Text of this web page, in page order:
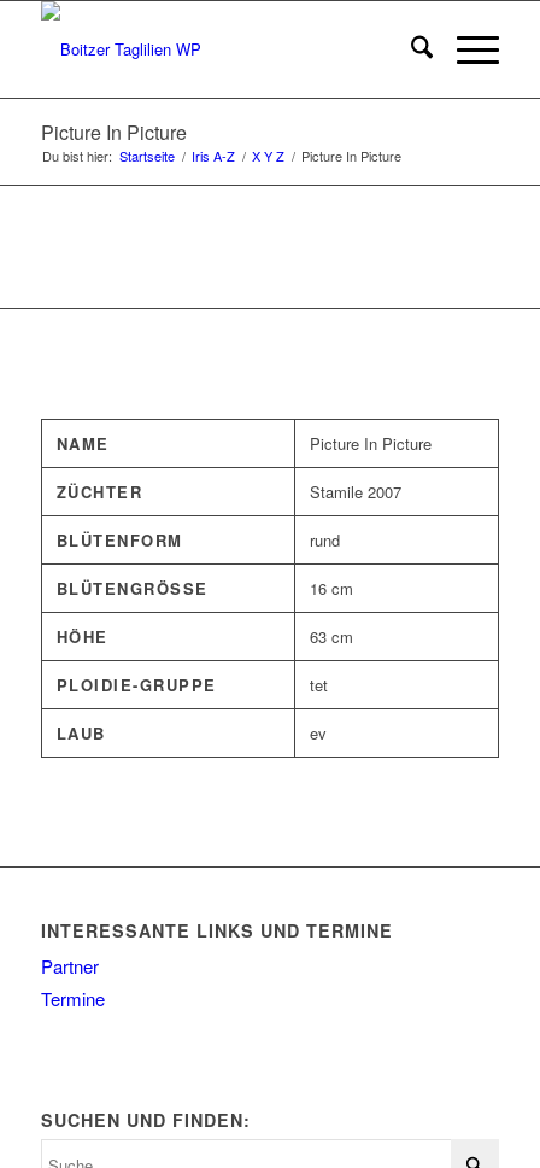
Picture In Picture
Du bist hier: Startseite / Iris A-Z / X Y Z / Picture In Picture
NAME Picture In Picture
ZÜCHTER Stamile 2007
BLÜTENFORM rund
BLÜTENGRÖSSE 16 cm
HÖHE 63 cm
PLOIDIE-GRUPPE tet
LAUB ev
INTERESSANTE LINKS UND TERMINE
Partner
Termine
SUCHEN UND FINDEN: